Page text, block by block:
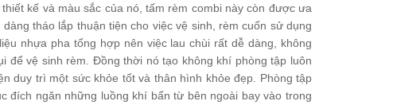
kế và màu sắc của nó, tấm rèm combi này còn được ưa
tháo lắp thuận tiện cho việc vệ sinh, rèm cuốn sử dụng
nhựa pha tổng hợp nên việc lau chùi rất dễ dàng, không
để vệ sinh rèm. Đồng thời nó tạo không khí phòng tập luôn
duy trì một sức khỏe tốt và thân hình khỏe đẹp. Phòng tập
đích ngăn những luồng khí bẩn từ bên ngoài bay vào trong